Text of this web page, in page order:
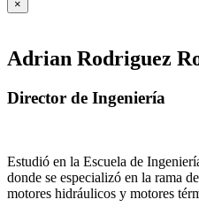
×
Adrian Rodriguez
Director de Ingeniería
Estudió en la Escuela de
donde se especializó en la rama
motores hidráulicos y motores